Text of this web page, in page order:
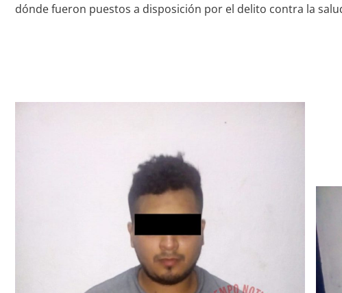
dónde fueron puestos a disposición por el delito contra la